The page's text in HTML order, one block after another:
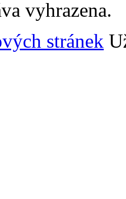
vyhrazena.
stránek